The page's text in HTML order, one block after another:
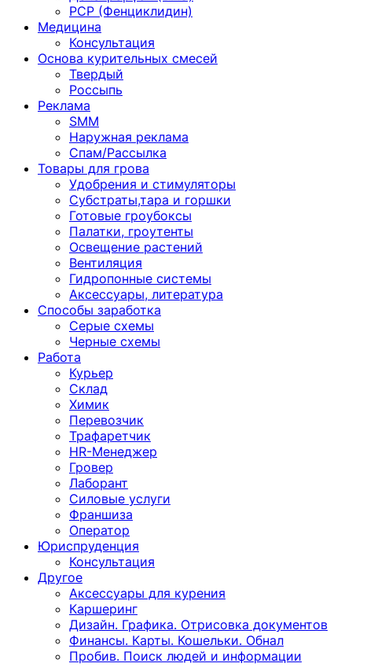
PCP (Фенциклидин)
Медицина
Консультация
Основа курительных смесей
Твердый
Россыпь
Реклама
SMM
Наружная реклама
Спам/Рассылка
Товары для грова
Удобрения и стимуляторы
Субстраты,тара и горшки
Готовые гроубоксы
Палатки, гроутенты
Освещение растений
Вентиляция
Гидропонные системы
Аксессуары, литература
Способы заработка
Серые схемы
Черные схемы
Работа
Курьер
Склад
Химик
Перевозчик
Трафаретчик
HR-Менеджер
Гровер
Лаборант
Силовые услуги
Франшиза
Оператор
Юриспруденция
Консультация
Другoе
Аксессуары для курения
Каршеринг
Дизайн. Графика. Отрисовка документов
Финансы. Карты. Кошельки. Обнал
Пробив. Поиск людей и информации